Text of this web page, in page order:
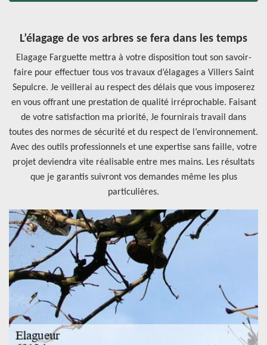
L’élagage de vos arbres se fera dans les temps
Elagage Farguette mettra à votre disposition tout son savoir-
faire pour effectuer tous vos travaux d’élagages a Villers Saint
Sepulcre. Je veillerai au respect des délais que vous imposerez
en vous offrant une prestation de qualité irréprochable. Faisant
de votre satisfaction ma priorité, Je fournirais travail dans
toutes des normes de sécurité et du respect de l’environnement.
Avec des outils professionnels et une expertise sans faille, votre
projet deviendra vite réalisable entre mes mains. Les résultats
que je garantis suivront vos demandes même les plus
particulières.